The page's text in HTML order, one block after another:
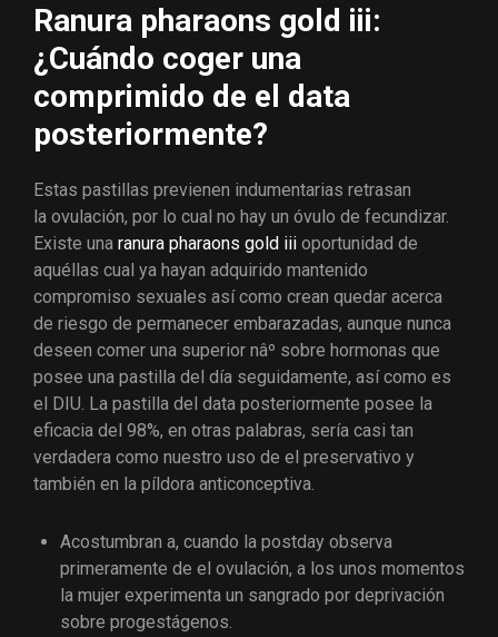
Ranura pharaons gold iii:
¿Cuándo coger una
comprimido de el data
posteriormente?
Estas pastillas previenen indumentarias retrasan
la ovulación, por lo cual no hay un óvulo de fecundizar.
Existe una ranura pharaons gold iii oportunidad de
aquéllas cual ya hayan adquirido mantenido
compromiso sexuales así­ como crean quedar acerca
de riesgo de permanecer embarazadas, aunque nunca
deseen comer una superior nâº sobre hormonas que
posee una pastilla del día seguidamente, así­ como es
el DIU. La pastilla del data posteriormente posee la
eficacia del 98%, en otras palabras, serí­a casi tan
verdadera como nuestro uso de el preservativo y
también en la píldora anticonceptiva.
Acostumbran a, cuando la postday observa
primeramente de el ovulación, a los unos momentos
la mujer experimenta un sangrado por deprivación
sobre progestágenos.